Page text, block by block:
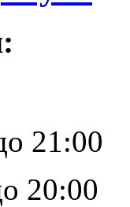
21:00
20:00